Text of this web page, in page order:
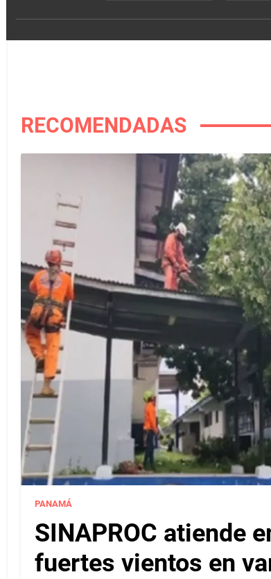
RECOMENDADAS
PANAMÁ
SINAPROC atiende
fuertes vientos en